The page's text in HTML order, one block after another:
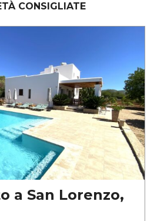
CONSIGLIATE
a San Lorenzo,